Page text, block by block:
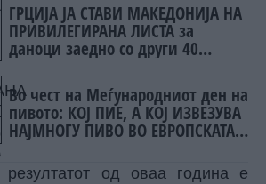
ГРЦИЈА ЈА СТАВИ МАКЕДОНИЈА НА
ПРИВИЛЕГИРАНА ЛИСТА за
даноци заедно со други 40
Во чест на Меѓународниот ден на
пивото: КОЈ ПИЕ, А КОЈ ИЗВЕЗУВА
НАЈМНОГУ ПИВО ВО ЕВРОПСКАТА
од оваа година е